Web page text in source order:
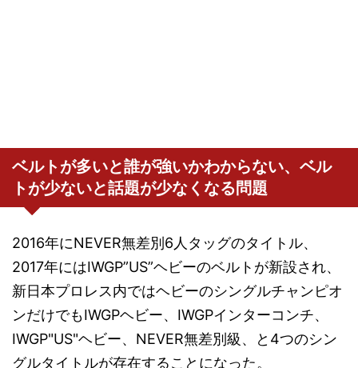
ベルトが多いと誰が強いかわからない、ベル
トが少ないと話題が少なくなる問題
2016年にNEVER無差別6人タッグのタイトル、
2017年にはIWGP”US”ヘビーのベルトが新設され、
新日本プロレス内ではヘビーのシングルチャンピオ
ンだけでもIWGPヘビー、IWGPインターコンチ、
IWGP"US"ヘビー、NEVER無差別級、と4つのシン
グルタイトルが存在することになった。